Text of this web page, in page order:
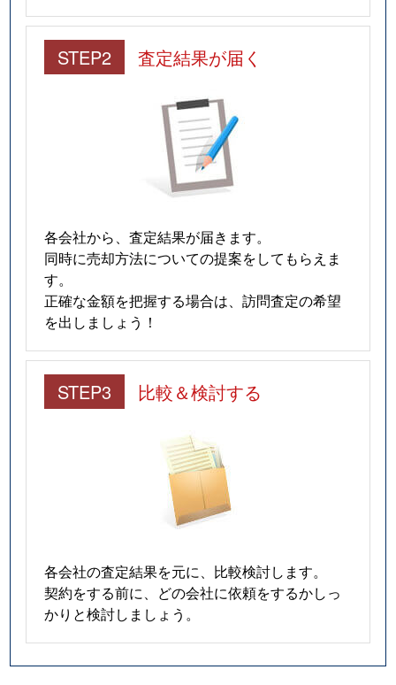
STEP2 査定結果が届く
各会社から、査定結果が届きます。
同時に売却方法についての提案をしてもらえま
す。
正確な金額を把握する場合は、訪問査定の希望
を出しましょう！
STEP3 比較＆検討する
各会社の査定結果を元に、比較検討します。
契約をする前に、どの会社に依頼をするかしっ
かりと検討しましょう。